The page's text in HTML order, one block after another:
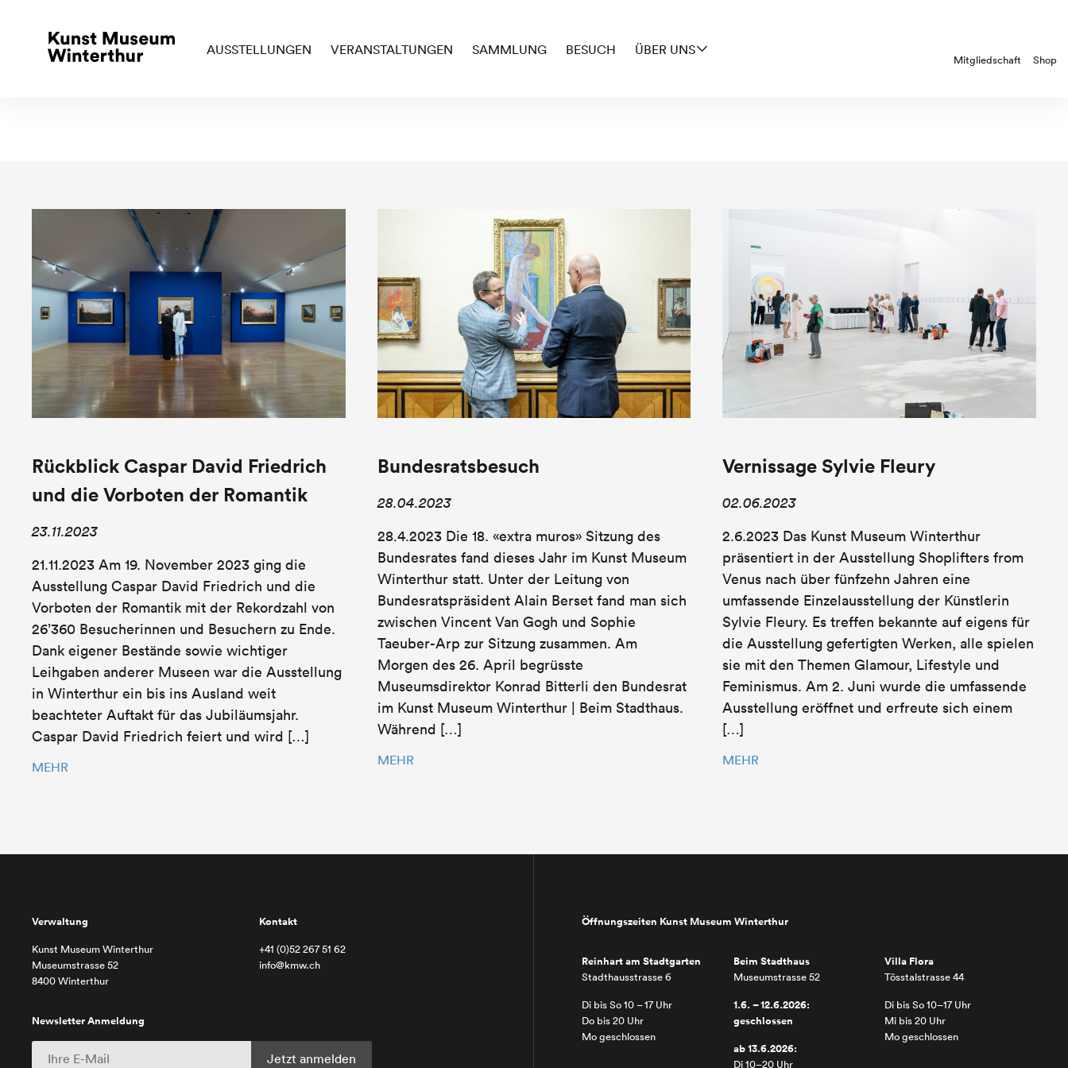
AUSSTELLUNGEN VERANSTALTUNGEN SAMMLUNG BESUCH ÜBER UNS
Mitgliedschaft Shop
Rückblick Caspar David Friedrich
und die Vorboten der Romantik
23.11.2023
21.11.2023 Am 19. November 2023 ging die
Ausstellung Caspar David Friedrich und die
Vorboten der Romantik mit der Rekordzahl von
26’360 Besucherinnen und Besuchern zu Ende.
Dank eigener Bestände sowie wichtiger
Leihgaben anderer Museen war die Ausstellung
in Winterthur ein bis ins Ausland weit
beachteter Auftakt für das Jubiläumsjahr.
Caspar David Friedrich feiert und wird […]
MEHR
Bundesratsbesuch
28.04.2023
28.4.2023 Die 18. «extra muros» Sitzung des
Bundesrates fand dieses Jahr im Kunst Museum
Winterthur statt. Unter der Leitung von
Bundesratspräsident Alain Berset fand man sich
zwischen Vincent Van Gogh und Sophie
Taeuber-Arp zur Sitzung zusammen. Am
Morgen des 26. April begrüsste
Museumsdirektor Konrad Bitterli den Bundesrat
im Kunst Museum Winterthur | Beim Stadthaus.
Während […]
MEHR
Vernissage Sylvie Fleury
02.06.2023
2.6.2023 Das Kunst Museum Winterthur
präsentiert in der Ausstellung Shoplifters from
Venus nach über fünfzehn Jahren eine
umfassende Einzelausstellung der Künstlerin
Sylvie Fleury. Es treffen bekannte auf eigens für
die Ausstellung gefertigten Werken, alle spielen
sie mit den Themen Glamour, Lifestyle und
Feminismus. Am 2. Juni wurde die umfassende
Ausstellung eröffnet und erfreute sich einem
[…]
MEHR
Verwaltung
Kunst Museum Winterthur
Museumstrasse 52
8400 Winterthur
Kontakt
+41 (0)52 267 51 62
info@kmw.ch
Newsletter Anmeldung
Öffnungszeiten Kunst Museum Winterthur
Reinhart am Stadtgarten
Stadthausstrasse 6
Di bis So 10 – 17 Uhr
Do bis 20 Uhr
Mo geschlossen
Beim Stadthaus
Museumstrasse 52
1.6. – 12.6.2026:
geschlossen
ab 13.6.2026:
Di 10–20 Uhr
Villa Flora
Tösstalstrasse 44
Di bis So 10–17 Uhr
Mi bis 20 Uhr
Mo geschlossen